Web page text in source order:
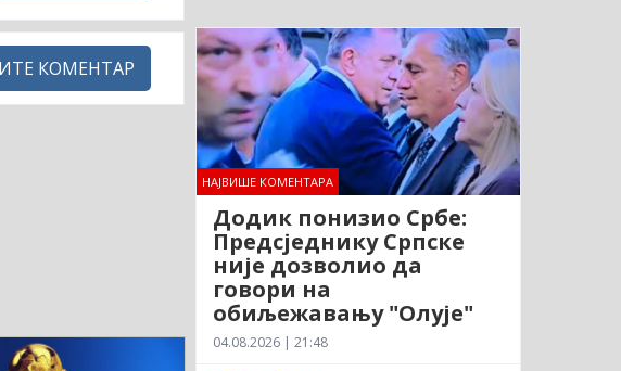
КОМЕНТАР
НАЈВИШЕ КОМЕНТАРА
Додик понизио Србе:
Предсједнику Српске
није дозволио да
говори на
обиљежавању "Олује"
04.08.2026 | 21:48